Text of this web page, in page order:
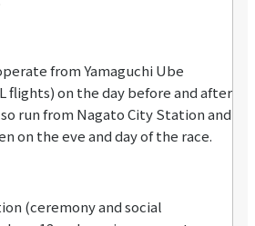
from Yamaguchi Ube
flights) on the day before and after
run from Nagato City Station and
on the eve and day of the race.
(ceremony and social